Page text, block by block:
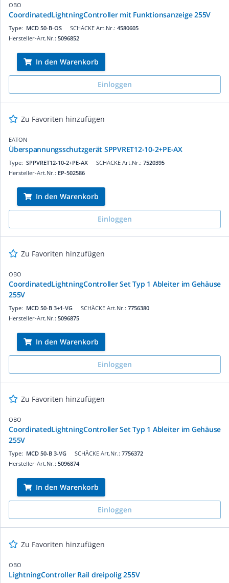
OBO
CoordinatedLightningController mit Funktionsanzeige 255V
SCHÄCKE Art.Nr.: 4580605
Type: MCD 50-B-OS
Hersteller-Art.Nr.: 5096852
In den Warenkorb
Einloggen
Zu Favoriten hinzufügen
EATON
Überspannungsschutzgerät SPPVRET12-10-2+PE-AX
SCHÄCKE Art.Nr.: 7520395
Type: SPPVRET12-10-2+PE-AX
Hersteller-Art.Nr.: EP-502586
In den Warenkorb
Einloggen
Zu Favoriten hinzufügen
OBO
CoordinatedLightningController Set Typ 1 Ableiter im Gehäuse
255V
SCHÄCKE Art.Nr.: 7756380
Type: MCD 50-B 3+1-VG
Hersteller-Art.Nr.: 5096875
In den Warenkorb
Einloggen
Zu Favoriten hinzufügen
OBO
CoordinatedLightningController Set Typ 1 Ableiter im Gehäuse
255V
SCHÄCKE Art.Nr.: 7756372
Type: MCD 50-B 3-VG
Hersteller-Art.Nr.: 5096874
In den Warenkorb
Einloggen
Zu Favoriten hinzufügen
OBO
LightningController Rail dreipolig 255V